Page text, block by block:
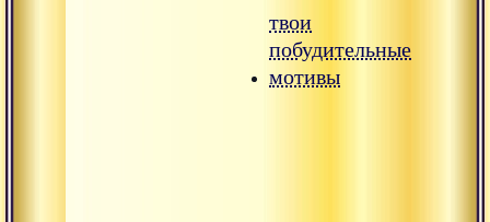
твои
побудительные
мотивы